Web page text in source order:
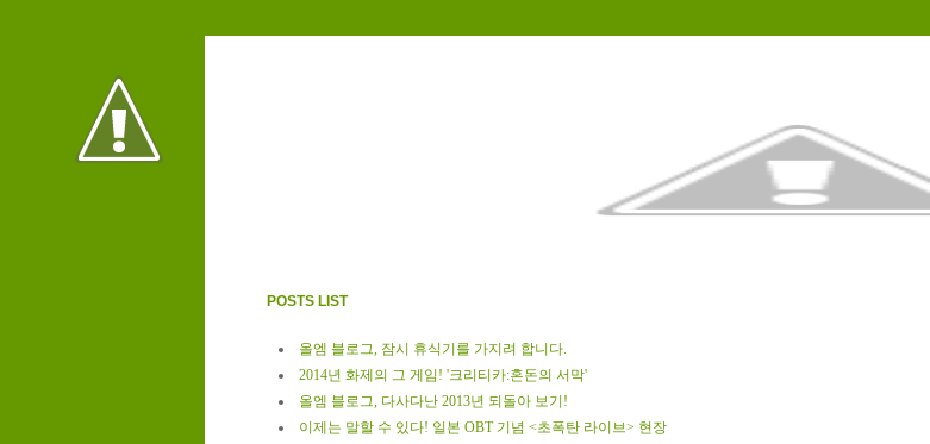
POSTS LIST
올엠 블로그, 잠시 휴식기를 가지려 합니다.
2014년 화제의 그 게임! '크리티카:혼돈의 서막'
올엠 블로그, 다사다난 2013년 되돌아 보기!
이제는 말할 수 있다! 일본 OBT 기념 <초폭탄 라이브> 현장